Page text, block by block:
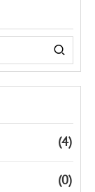
(4)
(0)